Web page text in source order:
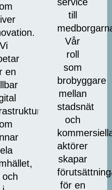
Vi
en
och
till
Vår
roll
som
brobyggare
mellan
stadsnät
och
aktörer
skapar
för en